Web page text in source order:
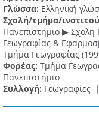
Γλώσσα: Ελληνική
Σχολή/τμήμα/
Πανεπιστήμιο ▶ Σχολή
Γεωγραφίας &
Τμήμα Γεωγραφίας
Φορέας: Τμήμα
Πανεπιστήμιο
Συλλογή: Γεωγραφίες |